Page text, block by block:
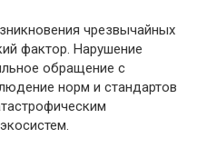
чрезвычайных
фактор. Нарушение
обращение с
норм и стандартов